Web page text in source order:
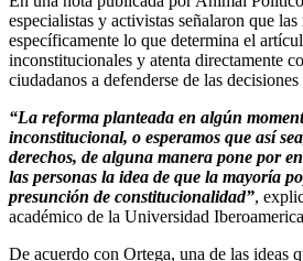
especialistas y activistas señalaron que las
específicamente lo que determina el
inconstitucionales y atenta directamente
ciudadanos a defenderse de las
“La reforma planteada en algún
inconstitucional, o esperamos que así
derechos, de alguna manera pone por
las personas la idea de que la mayoría
presunción de constitucionalidad”,
académico de la Universidad
De acuerdo con Ortega, una de las ideas